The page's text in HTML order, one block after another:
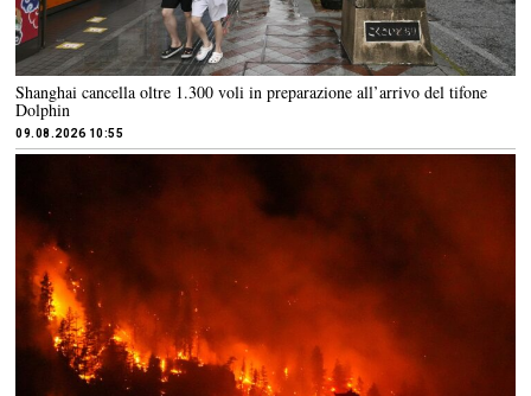
Shanghai cancella oltre 1.300 voli in preparazione all’arrivo del tifone
Dolphin
09.08.2026 10:55